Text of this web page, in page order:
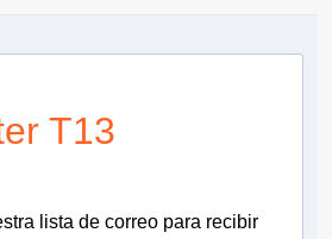
T13
lista de correo para recibir